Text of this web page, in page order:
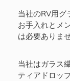
当社のRV用グ
お手入れとメ
は必要ありま
当社はガラス
ティアドロッ